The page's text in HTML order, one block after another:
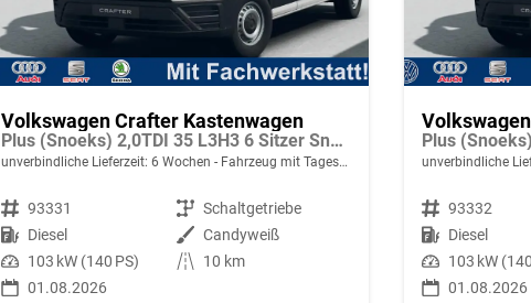
Volkswagen Crafter Kastenwagen
Plus (Snoeks) 2,0TDI 35 L3H3 6 Sitzer Snoeks Mixto AHK Standh.
unverbindliche Lieferzeit: 6 Wochen Fahrzeug mit Tageszulassung
Fahrzeugnr. 93331 Getriebe Schaltgetriebe
Kraftstoff Diesel Außenfarbe Candyweiß
Leistung 103 kW (140 PS) Kilometerstand
10 km
01.08.2026
unverbindliche
Fahrzeugnr. 93332
Kraftstoff Diesel
Leistung 103 kW
01.08.2026